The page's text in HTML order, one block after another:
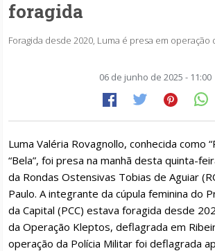
foragida
Foragida desde 2020, Luma é presa em operação
06 de junho de 2025 - 11:00
Luma Valéria Rovagnollo, conhecida como
“Bela”, foi presa na manhã desta quinta-
da Rondas Ostensivas Tobias de Aguiar
Paulo. A integrante da cúpula feminina do
da Capital (PCC) estava foragida desde
da Operação Kleptos, deflagrada em
operação da Polícia Militar foi deflagrada